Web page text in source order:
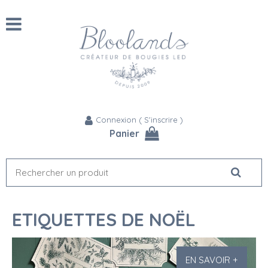
Connexion ( S'inscrire )
Panier
ETIQUETTES DE NOËL
EN SAVOIR +